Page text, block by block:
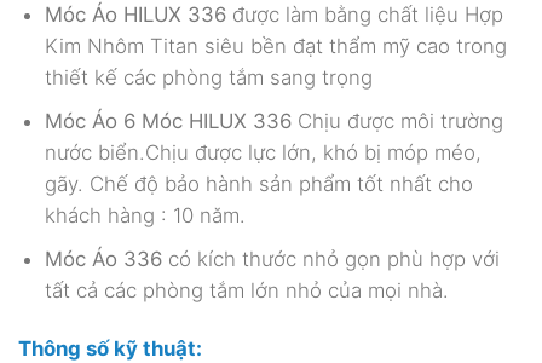
Móc Áo HILUX 336 được làm bằng chất liệu Hợp
Kim Nhôm Titan siêu bền đạt thẩm mỹ cao trong
thiết kế các phòng tắm sang trọng
Móc Áo 6 Móc HILUX 336 Chịu được môi trường
nước biển.Chịu được lực lớn, khó bị móp méo,
gãy. Chế độ bảo hành sản phẩm tốt nhất cho
khách hàng : 10 năm.
Móc Áo 336 có kích thước nhỏ gọn phù hợp với
tất cả các phòng tắm lớn nhỏ của mọi nhà.
Thông số kỹ thuật: